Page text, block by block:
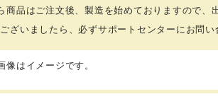
商品はご注文後、製造を始めておりますので
ざいましたら、必ずサポートセンターにお問い
像はイメージです。